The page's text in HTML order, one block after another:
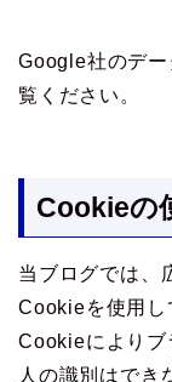
Google社のデー
覧ください。
Cookieの
当ブログでは、
Cookieを使用し
Cookieによりブ
人の識別はでき